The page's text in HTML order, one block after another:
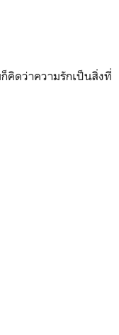
คิดว่าความรักเป็นสิ่งที่